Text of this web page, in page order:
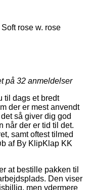
rose w. rose
på 32 anmeldelser
til dags et bredt
der er mest anvendt
så giver dig god
når der er tid til det.
samt oftest tilmed
af By KlipKlap KK
at bestille pakken til
Den viser
men ydermere